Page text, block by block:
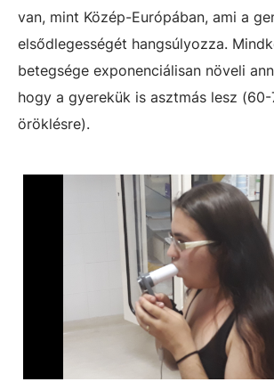
van, mint Közép-Európában, ami a
elsődlegességét hangsúlyozza.
betegsége exponenciálisan növeli
hogy a gyerekük is asztmás lesz (60-
öröklésre).